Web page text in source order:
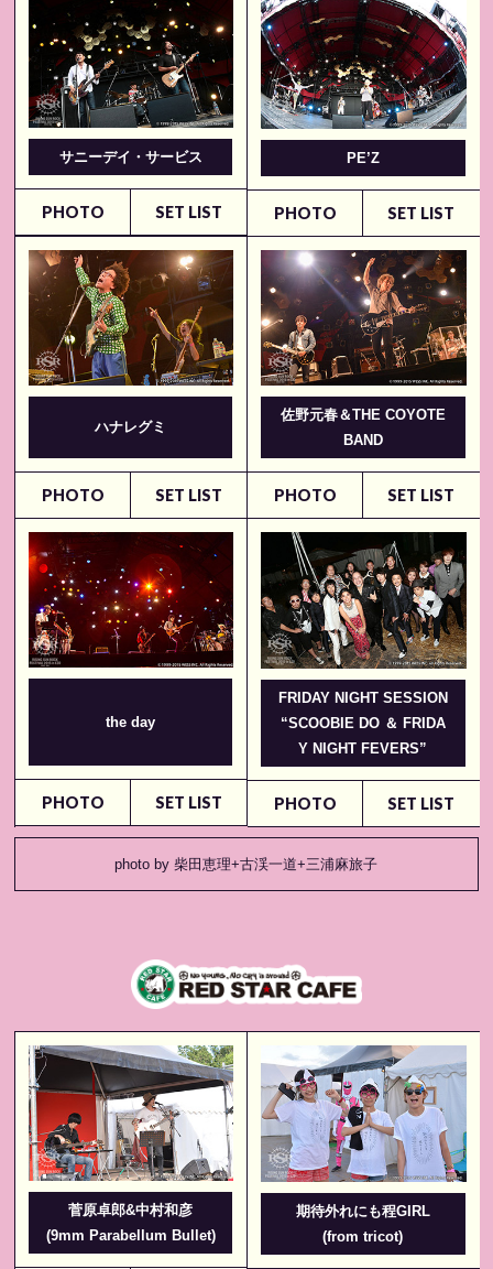
サニーデイ・サービス
PHOTO SET LIST
PE’Z
PHOTO SET LIST
ハナレグミ
PHOTO SET LIST
佐野元春＆THE COYOTE
BAND
PHOTO SET LIST
the day
PHOTO SET LIST
FRIDAY NIGHT SESSION
“SCOOBIE DO ＆ FRIDA
Y NIGHT FEVERS”
PHOTO SET LIST
photo by 柴田恵理+古渓一道+三浦麻旅子
菅原卓郎&中村和彦
(9mm Parabellum Bullet)
期待外れにも程GIRL
(from tricot)